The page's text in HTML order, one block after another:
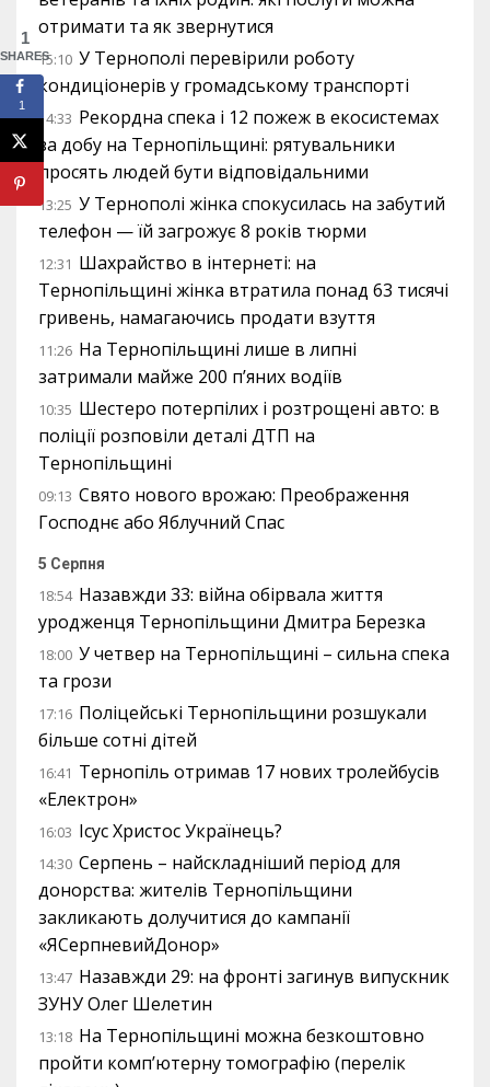
отримати та як звернутися
15:10 У Тернополі перевірили роботу
кондиціонерів у громадському транспорті
14:33 Рекордна спека і 12 пожеж в екосистемах
за добу на Тернопільщині: рятувальники
просять людей бути відповідальними
13:25 У Тернополі жінка спокусилась на забутий
телефон — їй загрожує 8 років тюрми
12:31 Шахрайство в інтернеті: на
Тернопільщині жінка втратила понад 63 тисячі
гривень, намагаючись продати взуття
11:26 На Тернопільщині лише в липні
затримали майже 200 п’яних водіїв
10:35 Шестеро потерпілих і розтрощені авто: в
поліції розповіли деталі ДТП на
Тернопільщині
09:13 Свято нового врожаю: Преображення
Господнє або Яблучний Спас
5 Серпня
18:54 Назавжди 33: війна обірвала життя
уродженця Тернопільщини Дмитра Березка
18:00 У четвер на Тернопільщині – сильна спека
та грози
17:16 Поліцейські Тернопільщини розшукали
більше сотні дітей
16:41 Тернопіль отримав 17 нових тролейбусів
«Електрон»
16:03 Ісус Христос Українець?
14:30 Серпень – найскладніший період для
донорства: жителів Тернопільщини
закликають долучитися до кампанії
«ЯСерпневийДонор»
13:47 Назавжди 29: на фронті загинув випускник
ЗУНУ Олег Шелетин
13:18 На Тернопільщині можна безкоштовно
пройти комп’ютерну томографію (перелік
1
SHARES
1